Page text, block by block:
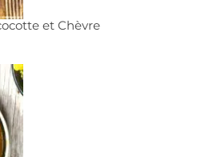
et Chèvre